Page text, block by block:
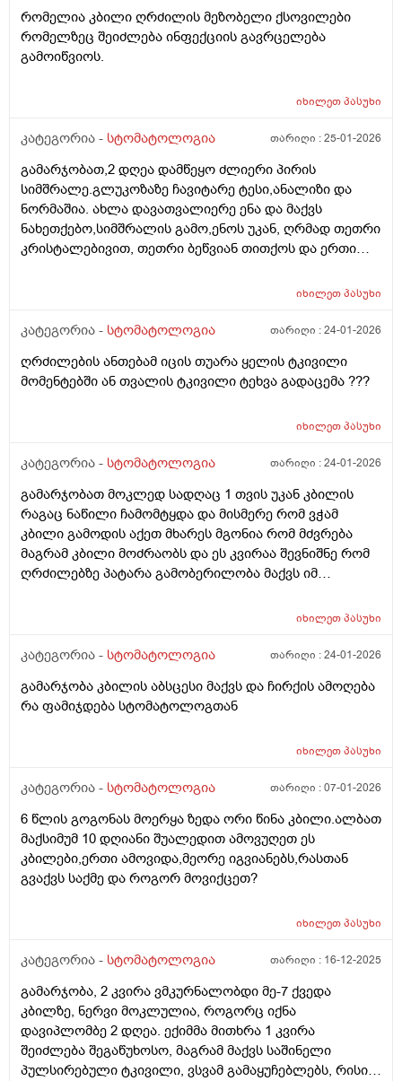
რომელია კბილი ღრძილის მეზობელი ქსოვილები
რომელზეც შეიძლება ინფექციის გავრცელება
გამოიწვიოს.
იხილეთპასუხი
კატეგორია - სტომატოლოგია თარიღი :25-01-2026
გამარჯობათ,2 დღეა დამწეყო ძლიერი პირის
სიმშრალე.გლუკოზაზე ჩავიტარე ტესი,ანალიზი და
ნორმაშია. ახლა დავათვალიერე ენა და მაქვს
ნახეთქებო,სიმშრალის გამო,ენოს უკან, ღრმად თეთრი
კრისტალებივით, თეთრი ბეწვიან თითქოს და ერთი
შებერილი.რა ვქნა,ვის უნდა მივმართო,რომელ
ასეთი სიმსრალე არასდროს მქონია,თანაც 2 დღეა
იხილეთპასუხი
კატეგორია - სტომატოლოგია თარიღი :24-01-2026
ღრძილების ანთებამ იცის თუარა ყელის ტკივილი
მომენტებში ან თვალის ტკივილი ტეხვა გადაცემა ???
იხილეთპასუხი
კატეგორია - სტომატოლოგია თარიღი :24-01-2026
გამარჯობათ მოკლედ სადღაც 1 თვის უკან კბილის
რაგაც ნაწილი ჩამომტყდა და მისმერე რომ ვჭამ
კბილი გამოდის აქეთ მხარეს მგონია რომ მძვრება
მაგრამ კბილი მოძრაობს და ეს კვირაა შევნიშნე რომ
ღრძილებზე პატარა გამობერილობა მაქვს იმ
იხილეთპასუხი
კატეგორია - სტომატოლოგია თარიღი :24-01-2026
გამარჯობა კბილის აბსცესი მაქვს და ჩირქის ამოღება
რა ფამიჯდება სტომატოლოგთან
იხილეთპასუხი
კატეგორია - სტომატოლოგია თარიღი :07-01-2026
6 წლის გოგონას მოერყა ზედა ორი წინა კბილი.ალბათ
მაქსიმუმ 10 დღიანი შუალედით ამოვუღეთ ეს
კბილები,ერთი ამოვიდა,მეორე იგვიანებს,რასთან
გვაქვს საქმე და როგორ მოვიქცეთ?
იხილეთპასუხი
კატეგორია - სტომატოლოგია თარიღი : 16-12-2025
გამარჯობა, 2 კვირა ვმკურნალობდი მე-7 ქვედა
კბილზე, ნერვი მოკლულია, როგორც იქნა
დავიპლომბე 2 დღეა. ექიმმა მითხრა 1 კვირა
შეიძლება შეგაწუხოსო, მაგრამ მაქვს საშინელი
პულსირებული ტკივილი, ვსვამ გამაყუჩებლებს, რისი